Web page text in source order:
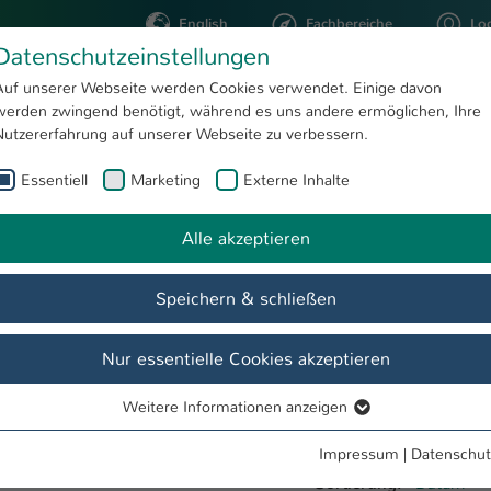
English Fachbereiche
STUDIUM FORSCHUNG
Sortierung: Datum
unserer Webseite werden Cookies verwendet. Einige davon
zwingend benötigt, während es uns andere ermöglichen, Ihre
auf unserer Webseite zu verbessern.
Essentiell Marketing Externe Inhalte
Alle akzeptieren
Speichern & schließen
Nur essentielle Cookies akzeptieren
Essentielle Cookies werden für grundlegende Funktionen der
Weitere Informationen anzeigen
Impressum |